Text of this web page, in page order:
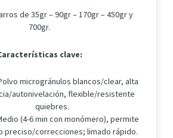
de 35gr – 90gr – 170gr – 450gr y
700gr.
clave:
microgránulos blancos/clear, alta
autonivelación, flexible/resistente
quiebres.
(4-6 min con monómero), permite
preciso/correcciones; limado rápido.